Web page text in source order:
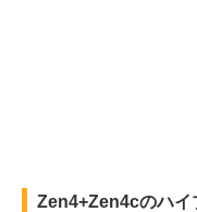
Zen4+Zen4cのハイ